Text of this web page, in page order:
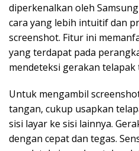
diperkenalkan oleh
cara yang lebih intuitif dan
screenshot. Fitur ini
yang terdapat pada
mendeteksi gerakan telapak
Untuk mengambil
tangan, cukup usapkan
sisi layar ke sisi lainnya.
dengan cepat dan tegas.